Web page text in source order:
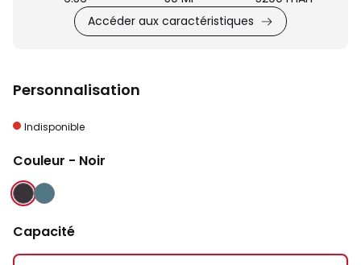
Accéder aux caractéristiques
Personnalisation
Indisponible
Couleur - Noir
NOIR
Capacité